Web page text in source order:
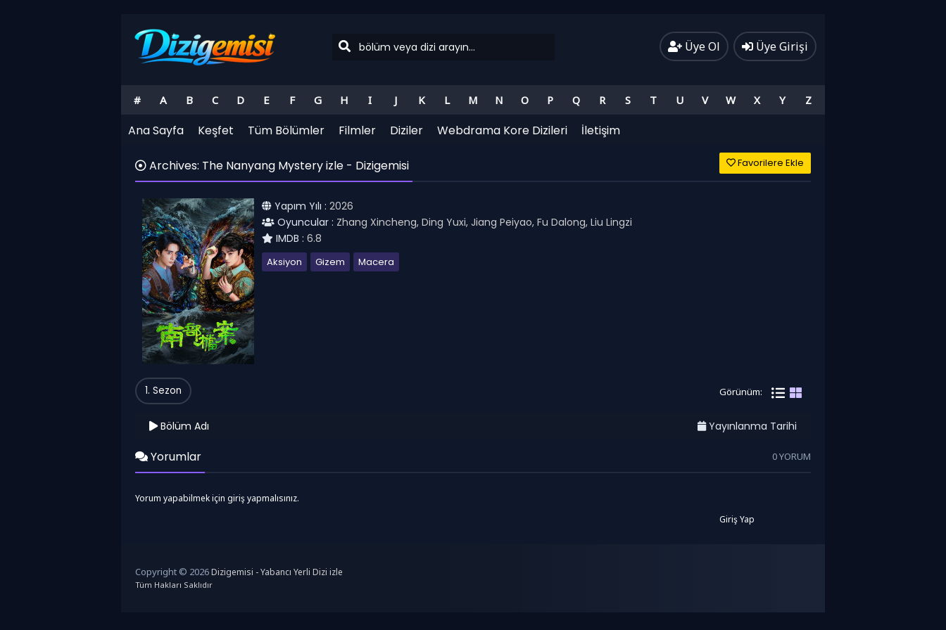
Üye Ol Üye Girişi
# A B C D E F G H I J K L M N O P Q R S T U V W X Y Z
Ana Sayfa Keşfet Tüm Bölümler Filmler Diziler Webdrama Kore Dizileri İletişim
Archives: The Nanyang Mystery izle - Dizigemisi Favorilere Ekle
Yapım Yılı : 2026
Oyuncular : Zhang Xincheng, Ding Yuxi, Jiang Peiyao, Fu Dalong, Liu Lingzi
IMDB : 6.8
Aksiyon Gizem Macera
Görünüm:
1. Sezon
Bölüm Adı Yayınlanma Tarihi
Yorumlar 0 YORUM
Yorum yapabilmek için giriş yapmalısınız.
Giriş Yap
Copyright © 2026Dizigemisi - Yabancı Yerli Dizi izle
Tüm Hakları Saklıdır